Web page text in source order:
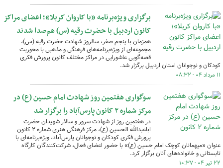
برگزاری ویژه‌برنامه «با کاروان کربلا»؛ اعضای مراکز
کانون اردبیل با حضرت رقیه (س) هم‌صدا شدند
همزمان با پنجم صفر، سالروز شهادت حضرت رقیه (س)،
مجموعه‌ای از ویژه‌برنامه‌های فرهنگی و مذهبی با محوریت
قصه‌گویی عاشورایی در مراکز مختلف کانون پرورش فکری
کودکان و نوجوانان استان اردبیل برگزار شد.
۱۱ مرداد ۰۴ - ۰۸:۳۲
سوگواری هفتمین روز شهادت امام حسین (ع) در
مرکز شماره ۲ کانون پارس‌آباد را برگزار شد
در هفتمین روز از شهادت سرور و سالار شهیدان حضرت
اباعبدالله الحسین (ع)، مرکز فرهنگی هنری شماره ۲ کانون
پرورش فکری کودکان و نوجوانان پارس‌آباد، ویژه‌برنامه‌ای با
عنوان «میهمانان کوچک امام حسین (ع)» با حضور اعضای فعال، شرکت‌کنندگان کارگاه
تابستانی و خانواده‌های آنان برگزار کرد.
۲۲ تیر ۰۴ - ۱۰:۳۷